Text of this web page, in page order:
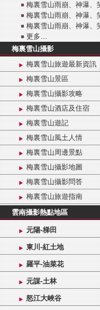
梅裏雪山雨崩、神瀑
梅裏雪山雨崩、神瀑
梅裏雪山雨崩、神瀑
更多…
梅裏雪山攝影
梅裏雪山旅遊最新資訊
梅裏雪山景區
梅裏雪山攝影攻略
梅裏雪山酒店及住宿
梅裏雪山遊記
梅裏雪山風土人情
梅裏雪山周邊景點
梅裏雪山攝影地圖
梅裏雪山攝影問答
梅裏雪山旅遊指南
雲南攝影熱點地區
元陽-梯田
東川-紅土地
羅平-油菜花
元謀-土林
怒江大峽谷